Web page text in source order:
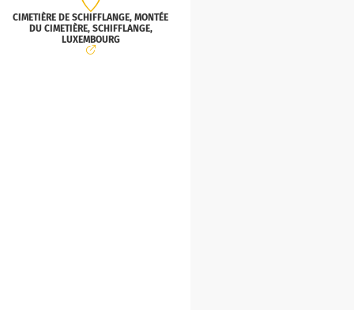
CIMETIÈRE DE SCHIFFLANGE, MONTÉE
DU CIMETIÈRE, SCHIFFLANGE,
LUXEMBOURG